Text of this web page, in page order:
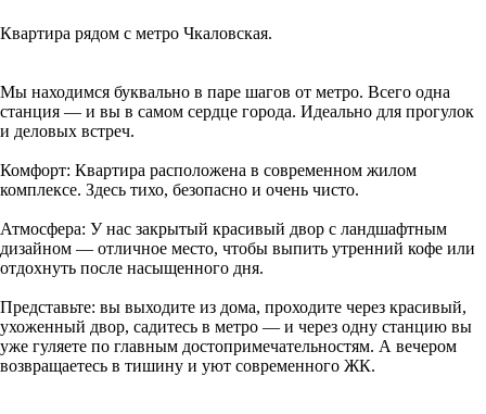
Квартира рядом с метро Чкаловская.
Мы находимся буквально в паре шагов от метро. Всего одна
станция — и вы в самом сердце города. Идеально для прогулок
и деловых встреч.
Комфорт: Квартира расположена в современном жилом
комплексе. Здесь тихо, безопасно и очень чисто.
Атмосфера: У нас закрытый красивый двор с ландшафтным
дизайном — отличное место, чтобы выпить утренний кофе или
отдохнуть после насыщенного дня.
Представьте: вы выходите из дома, проходите через красивый,
ухоженный двор, садитесь в метро — и через одну станцию вы
уже гуляете по главным достопримечательностям. А вечером
возвращаетесь в тишину и уют современного ЖК.